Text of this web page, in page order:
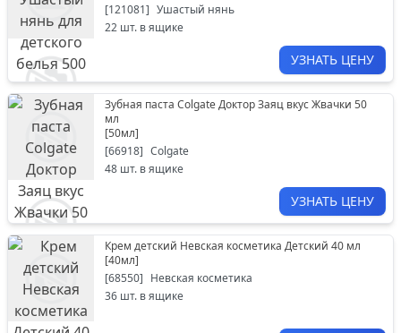
[121081] Ушастый нянь
22 шт. в ящике
УЗНАТЬ ЦЕНУ
Зубная паста Colgate Доктор Заяц вкус Жвачки 50
мл
[50мл]
[66918] Colgate
48 шт. в ящике
УЗНАТЬ ЦЕНУ
Крем детский Невская косметика Детский 40 мл
[40мл]
[68550] Невская косметика
36 шт. в ящике